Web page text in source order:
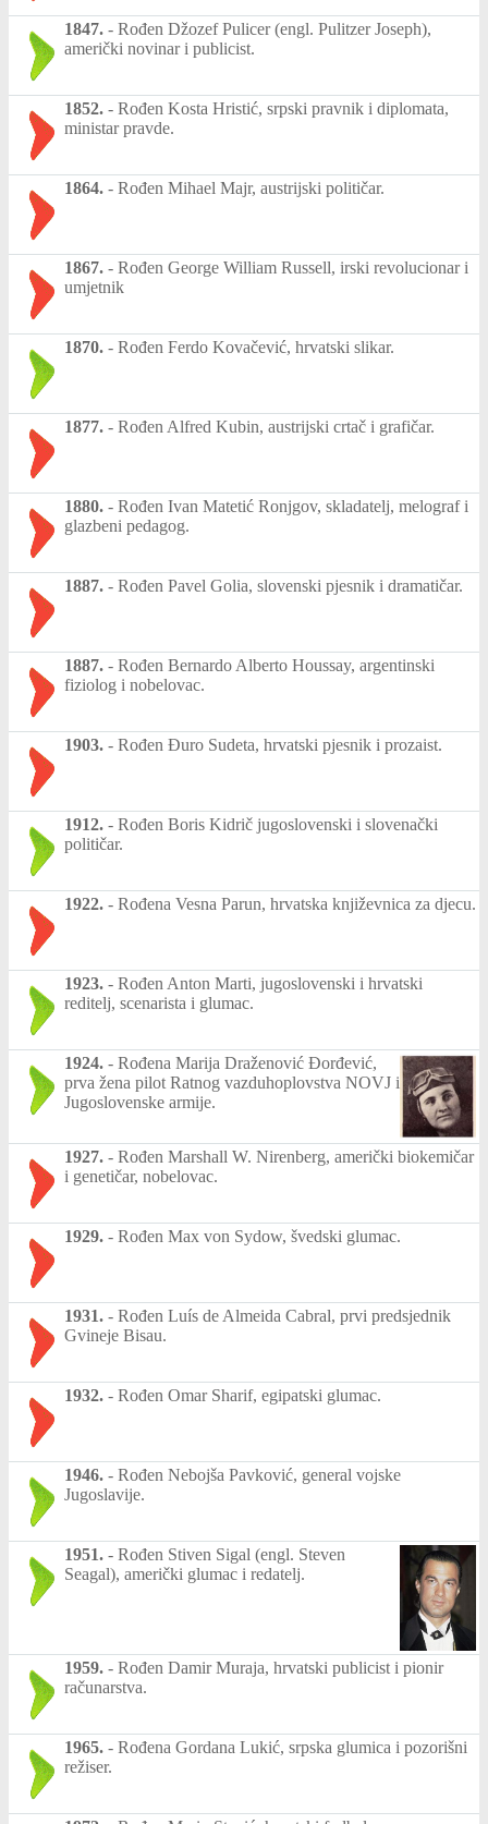
1847. - Rođen Džozef Pulicer (engl. Pulitzer Joseph),
američki novinar i publicist.
1852. - Rođen Kosta Hristić, srpski pravnik i diplomata,
ministar pravde.
1864. - Rođen Mihael Majr, austrijski političar.
1867. - Rođen George William Russell, irski revolucionar i
umjetnik
1870. - Rođen Ferdo Kovačević, hrvatski slikar.
1877. - Rođen Alfred Kubin, austrijski crtač i grafičar.
1880. - Rođen Ivan Matetić Ronjgov, skladatelj, melograf i
glazbeni pedagog.
1887. - Rođen Pavel Golia, slovenski pjesnik i dramatičar.
1887. - Rođen Bernardo Alberto Houssay, argentinski
fiziolog i nobelovac.
1903. - Rođen Đuro Sudeta, hrvatski pjesnik i prozaist.
1912. - Rođen Boris Kidrič jugoslovenski i slovenački
političar.
1922. - Rođena Vesna Parun, hrvatska književnica za djecu.
1923. - Rođen Anton Marti, jugoslovenski i hrvatski
reditelj, scenarista i glumac.
1924. - Rođena Marija Draženović Đorđević,
prva žena pilot Ratnog vazduhoplovstva NOVJ i
Jugoslovenske armije.
1927. - Rođen Marshall W. Nirenberg, američki biokemičar
i genetičar, nobelovac.
1929. - Rođen Max von Sydow, švedski glumac.
1931. - Rođen Luís de Almeida Cabral, prvi predsjednik
Gvineje Bisau.
1932. - Rođen Omar Sharif, egipatski glumac.
1946. - Rođen Nebojša Pavković, general vojske
Jugoslavije.
1951. - Rođen Stiven Sigal (engl. Steven
Seagal), američki glumac i redatelj.
1959. - Rođen Damir Muraja, hrvatski publicist i pionir
računarstva.
1965. - Rođena Gordana Lukić, srpska glumica i pozorišni
režiser.